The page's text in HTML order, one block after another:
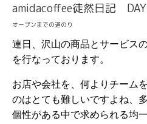
amidacoffee徒然日記
オープンまでの道のり
連日、沢山の商品とサービス
を行なっております。
お店や会社を、何よりチーム
のはとても難しいですよね、
個性がある中で求められる均